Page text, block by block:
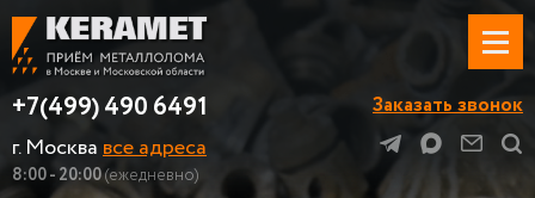
+7(499) 490 6491
г. Москвавсе адреса
8:00 - 20:00(ежедневно)
Заказать звонок